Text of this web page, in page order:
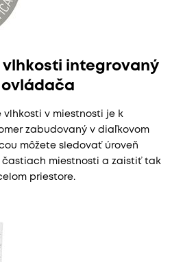
vlhkosti integrovaný
vlhkosti v miestnosti je k
zabudovaný v diaľkovom
môžete sledovať úroveň
miestnosti a zaistiť tak
priestore.